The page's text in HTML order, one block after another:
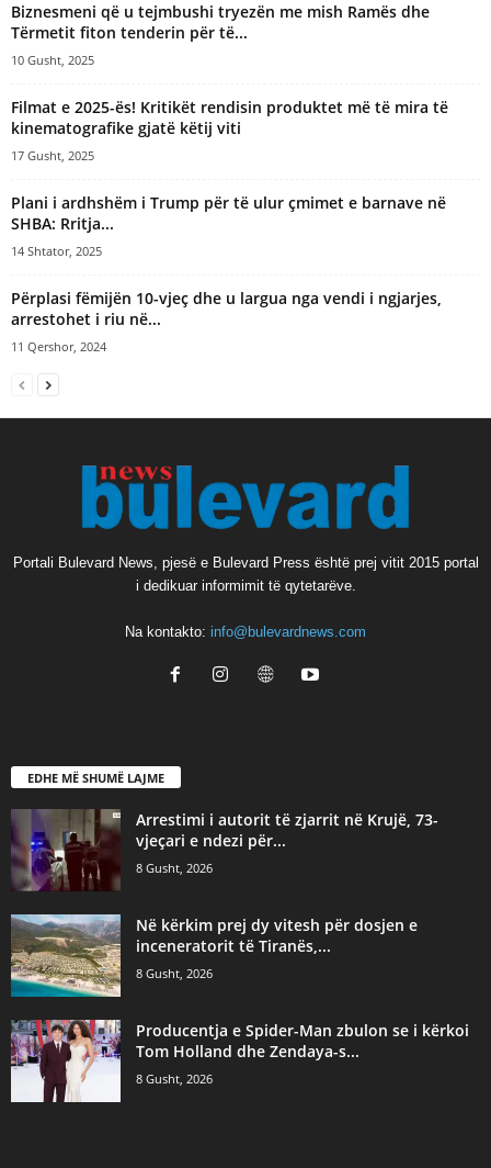
Biznesmeni që u tejmbushi tryezën me mish Ramës dhe
Tërmetit fiton tenderin për të...
10 Gusht, 2025
Filmat e 2025-ës! Kritikët rendisin produktet më të mira të
kinematografike gjatë këtij viti
17 Gusht, 2025
​Plani i ardhshëm i Trump për të ulur çmimet e barnave në
SHBA: Rritja...
14 Shtator, 2025
Përplasi fëmijën 10-vjeç dhe u largua nga vendi i ngjarjes,
arrestohet i riu në...
11 Qershor, 2024
Portali Bulevard News, pjesë e Bulevard Press është prej vitit 2015 portal
i dedikuar informimit të qytetarëve.
Na kontakto: info@bulevardnews.com
EDHE MË SHUMË LAJME
Arrestimi i autorit të zjarrit në Krujë, 73-
vjeçari e ndezi për...
8 Gusht, 2026
Në kërkim prej dy vitesh për dosjen e
inceneratorit të Tiranës,...
8 Gusht, 2026
Producentja e Spider-Man zbulon se i kërkoi
Tom Holland dhe Zendaya-s...
8 Gusht, 2026